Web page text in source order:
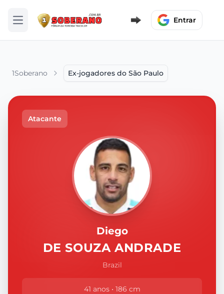
Abrir menu Entrar
1Soberano Ex-jogadores do São Paulo
Atacante
Diego
DE SOUZA ANDRADE
Brazil
41 anos • 186 cm